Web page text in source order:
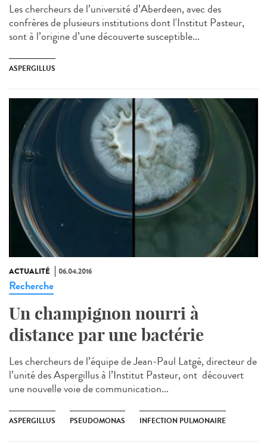
Les chercheurs de l’université d’Aberdeen, avec des
confrères de plusieurs institutions dont l'Institut Pasteur,
sont à l’origine d’une découverte susceptible...
ASPERGILLUS
ACTUALITÉ 06.04.2016
Recherche
Un champignon nourri à
distance par une bactérie
Les chercheurs de l’équipe de Jean-Paul Latgé, directeur de
l’unité des Aspergillus à l’Institut Pasteur, ont découvert
une nouvelle voie de communication...
ASPERGILLUS PSEUDOMONAS INFECTION PULMONAIRE